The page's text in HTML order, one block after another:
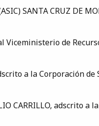
SANTA CRUZ DE
Viceministerio de
a la Corporación de
CARRILLO, adscrito a